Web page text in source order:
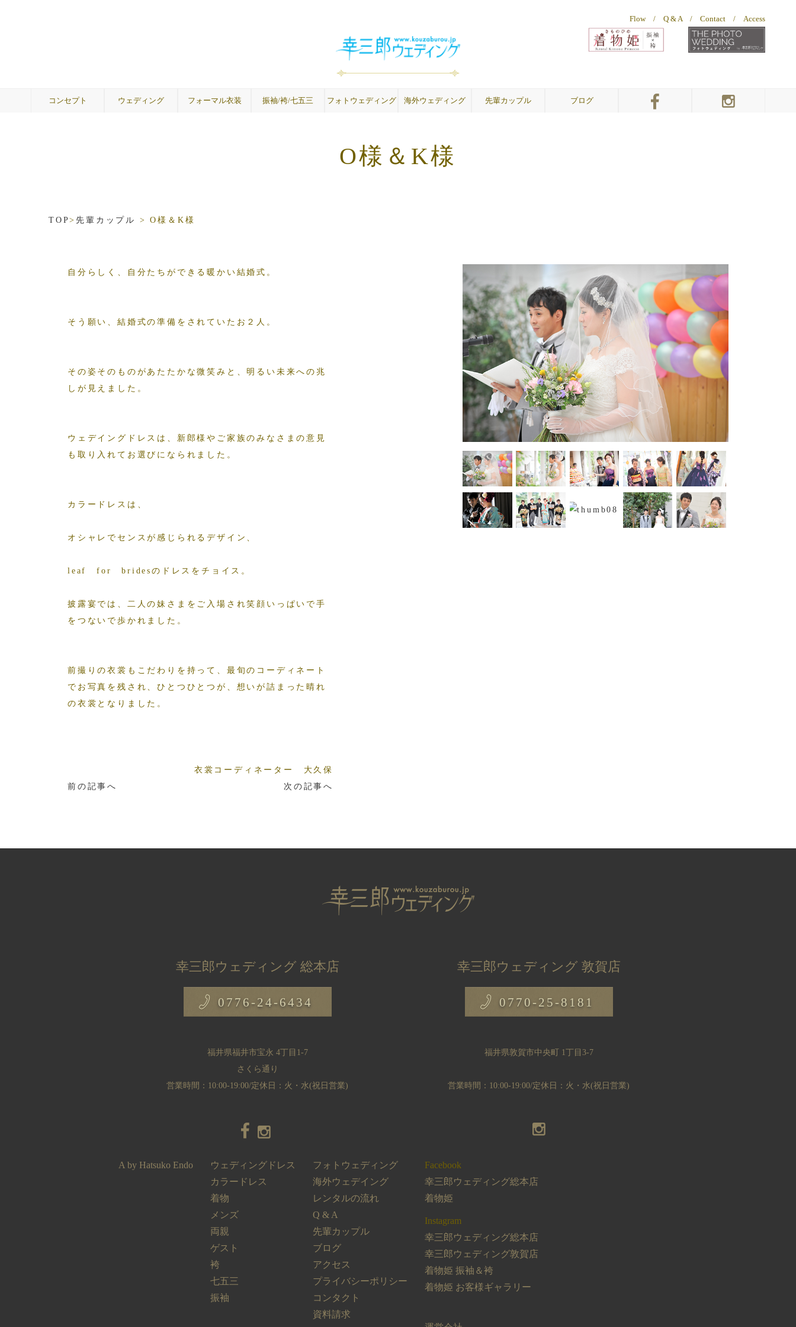
Flow/ Q & A/ Contact / Access
コンセプト ウェディング フォーマル衣装 振袖/袴/七五三 フォトウェディング 海外ウェディング 先輩カップル ブログ
O様＆K様
TOP>先輩カップル >O様＆K様
自分らしく、自分たちができる暖かい結婚式。
そう願い、結婚式の準備をされていたお２人。
その姿そのものがあたたかな微笑みと、明るい未来への兆
しが見えました。
ウェデイングドレスは、新郎様やご家族のみなさまの意見
も取り入れてお選びになられました。
カラードレスは、
オシャレでセンスが感じられるデザイン、
leaf for bridesのドレスをチョイス。
披露宴では、二人の妹さまをご入場され笑顔いっぱいで手
をつないで歩かれました。
前撮りの衣裳もこだわりを持って、最旬のコーディネート
でお写真を残され、ひとつひとつが、想いが詰まった晴れ
の衣裳となりました。
衣裳コーディネーター 大久保
前の記事へ
次の記事へ
幸三郎ウェディング 総本店
0776-24-6434
福井県福井市宝永 4丁目1-7
さくら通り
営業時間：10:00-19:00/定休日：火・水(祝日営業)
幸三郎ウェディング 敦賀店
0770-25-8181
福井県敦賀市中央町 1丁目3-7
営業時間：10:00-19:00/定休日：火・水(祝日営業)
A by Hatsuko Endo
ウェディングドレス
カラードレス
着物
メンズ
両親
ゲスト
袴
七五三
振袖
フォトウェディング
海外ウェデイング
レンタルの流れ
Q & A
先輩カップル
ブログ
アクセス
プライバシーポリシー
コンタクト
資料請求
Facebook
幸三郎ウェディング総本店
着物姫
Instagram
幸三郎ウェディング総本店
幸三郎ウェディング敦賀店
着物姫 振袖＆袴
着物姫 お客様ギャラリー